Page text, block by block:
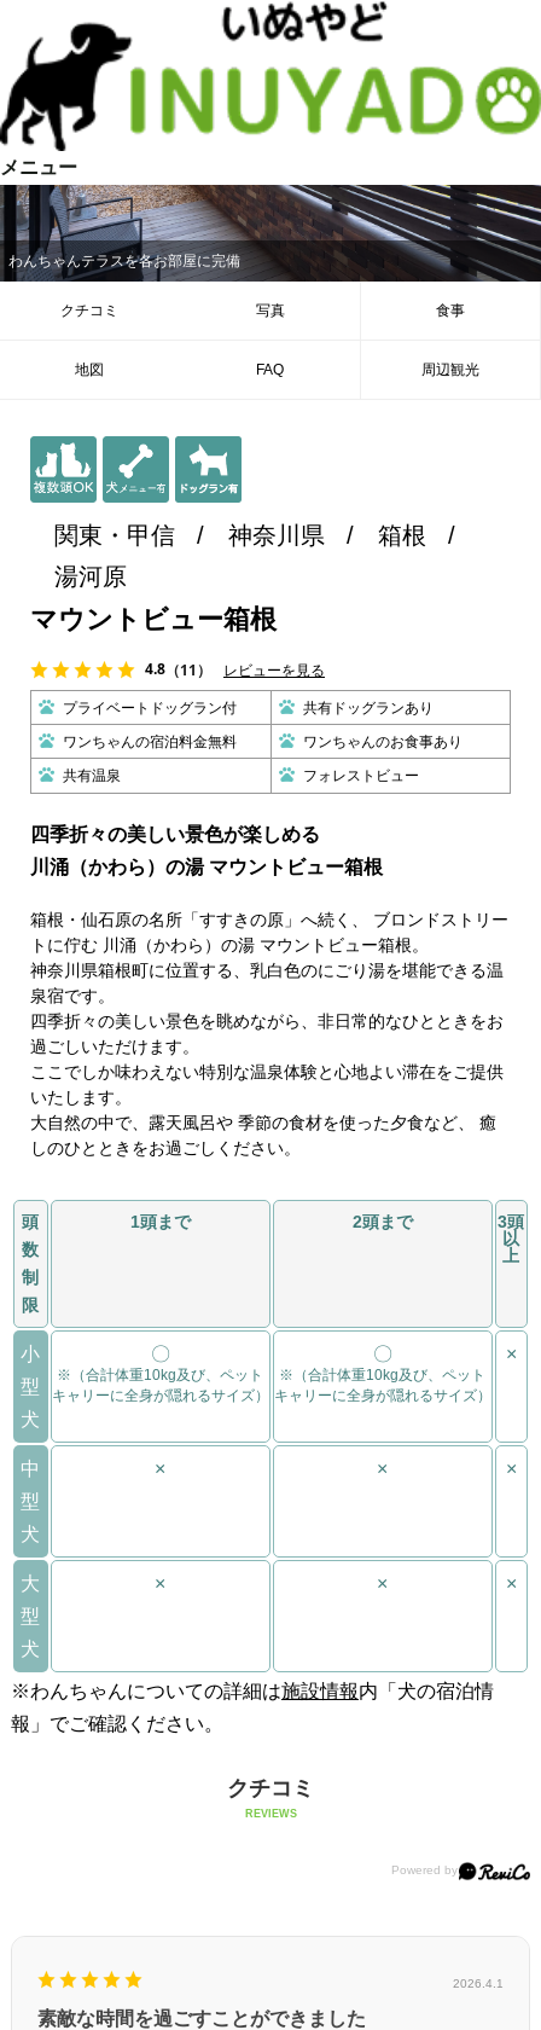
メニュー
わんちゃんテラスを各お部屋に完備
クチコミ 写真 食事
地図 FAQ 周辺観光
関東・甲信 神奈川県
箱根
湯河原
マウントビュー箱根
4.8 （11） レビューを見る
プライベートドッグラン付 共有ドッグランあり
ワンちゃんの宿泊料金無料 ワンちゃんのお食事あり
共有温泉 フォレストビュー
四季折々の美しい景色が楽しめる
川涌（かわら）の湯 マウントビュー箱根
箱根・仙石原の名所「すすきの原」へ続く、 ブロンドストリー
トに佇む 川涌（かわら）の湯 マウントビュー箱根。
神奈川県箱根町に位置する、乳白色のにごり湯を堪能できる温
泉宿です。
四季折々の美しい景色を眺めながら、非日常的なひとときをお
過ごしいただけます。
ここでしか味わえない特別な温泉体験と心地よい滞在をご提供
いたします。
大自然の中で、露天風呂や 季節の食材を使った夕食など、 癒
しのひとときをお過ごしください。
頭
数
制
限
1頭まで 2頭まで
3頭
以
上
小
型
犬
〇
※（合計体重10kg及び、ペット
キャリーに全身が隠れるサイズ）
〇
※（合計体重10kg及び、ペット
キャリーに全身が隠れるサイズ）
×
中
型
犬
× × ×
大
型
犬
× × ×
※わんちゃんについての詳細は施設情報内「犬の宿泊情
報」でご確認ください。
クチコミ
REVIEWS
2026.4.1
素敵な時間を過ごすことができました